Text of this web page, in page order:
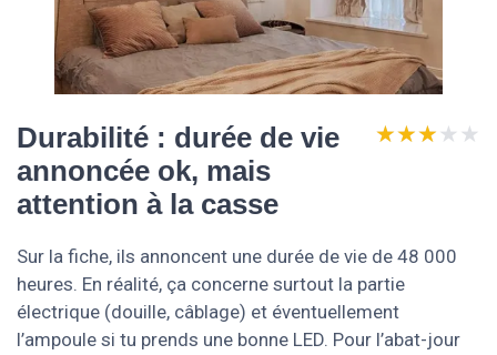
Durabilité : durée de vie
annoncée ok, mais
attention à la casse
★★★★★
★★★★★
Sur la fiche, ils annoncent une durée de vie de 48 000
heures. En réalité, ça concerne surtout la partie
électrique (douille, câblage) et éventuellement
l’ampoule si tu prends une bonne LED. Pour l’abat-jour